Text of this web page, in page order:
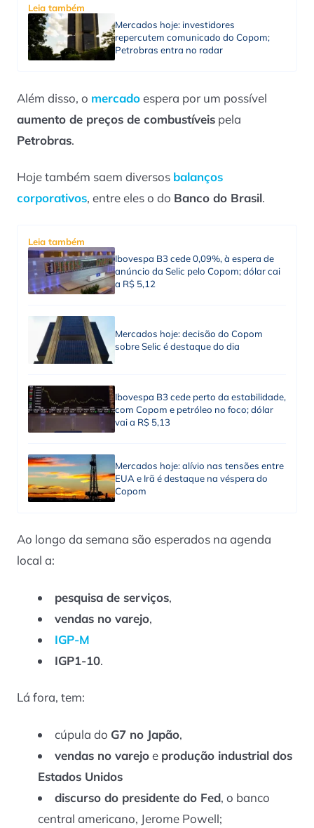
Leia também
Mercados hoje: investidores
repercutem comunicado do Copom;
Petrobras entra no radar
Além disso, o mercadoespera por um possível
aumento de preços de combustíveis pela
Petrobras.
Hoje também saem diversos balanços
corporativos, entre eles o do Banco do Brasil.
Leia também
Ibovespa B3 cede 0,09%, à espera de
anúncio da Selic pelo Copom; dólar cai
a R$ 5,12
Mercados hoje: decisão do Copom
sobre Selic é destaque do dia
Ibovespa B3 cede perto da estabilidade,
com Copom e petróleo no foco; dólar
vai a R$ 5,13
Mercados hoje: alívio nas tensões entre
EUA e Irã é destaque na véspera do
Copom
Ao longo da semana são esperados na agenda
local a:
pesquisa de serviços,
vendas no varejo,
IGP-M
IGP1-10.
Lá fora, tem:
cúpula do G7 no Japão,
vendas no varejoe produção industrial dos
Estados Unidos
discurso do presidente do Fed, o banco
central americano, Jerome Powell;